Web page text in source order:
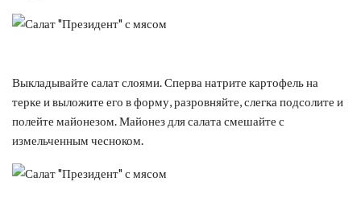
Выкладывайте салат слоями. Сперва натрите картофель на
терке и выложите его в форму, разровняйте, слегка подсолите и
полейте майонезом. Майонез для салата смешайте с
измельченным чесноком.